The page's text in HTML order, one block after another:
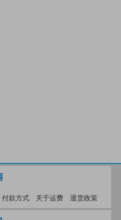
付款方式 关于运费 退货政策